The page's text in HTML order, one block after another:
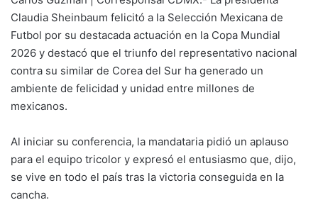
Claudia Sheinbaum felicitó a la Selección Mexicana de
Futbol por su destacada actuación en la Copa Mundial
2026 y destacó que el triunfo del representativo nacional
contra su similar de Corea del Sur ha generado un
ambiente de felicidad y unidad entre millones de
mexicanos.
Al iniciar su conferencia, la mandataria pidió un aplauso
para el equipo tricolor y expresó el entusiasmo que, dijo,
se vive en todo el país tras la victoria conseguida en la
cancha.